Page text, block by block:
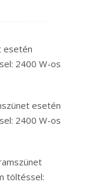
esetén
2400 W-os
esetén
2400 W-os
töltéssel: